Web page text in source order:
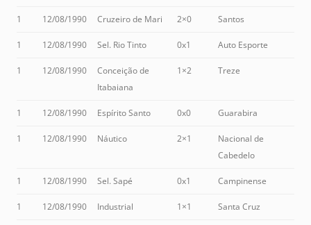
1 12/08/1990 Cruzeiro de Mari 2×0 Santos
1 12/08/1990 Sel. Rio Tinto 0x1 Auto Esporte
1 12/08/1990
Conceição de
Itabaiana
1×2 Treze
1 12/08/1990 Espírito Santo 0x0 Guarabira
1 12/08/1990 Náutico 2×1
Nacional de
Cabedelo
1 12/08/1990 Sel. Sapé 0x1 Campinense
1 12/08/1990 Industrial 1×1 Santa Cruz